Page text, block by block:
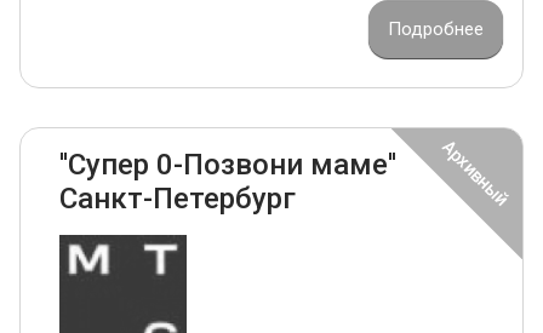
Подробнее
''Супер 0-Позвони маме''
Санкт-Петербург